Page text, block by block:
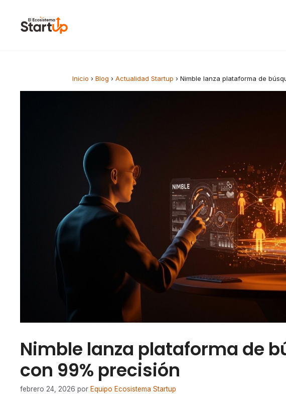
Inicio › Blog › Actualidad Startup › Nimble lanza plataforma de
Nimble lanza plataforma de
con 99% precisión
febrero 24, 2026 por Equipo Ecosistema Startup